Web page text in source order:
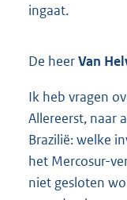
ingaat.
De heerVan
Ik heb vragen
Allereerst, naar
Brazilië: welke
het Mercosur-
niet gesloten